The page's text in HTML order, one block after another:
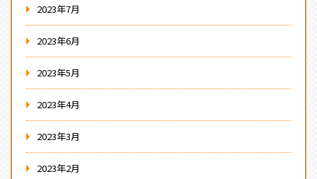
2023年7月
2023年6月
2023年5月
2023年4月
2023年3月
2023年2月